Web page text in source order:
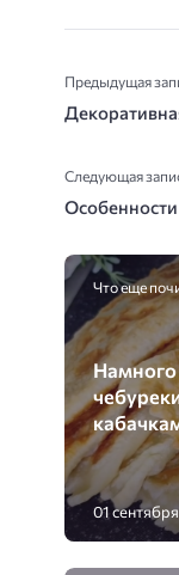
Предыдущая
Следующая
Что еще
Намного
01